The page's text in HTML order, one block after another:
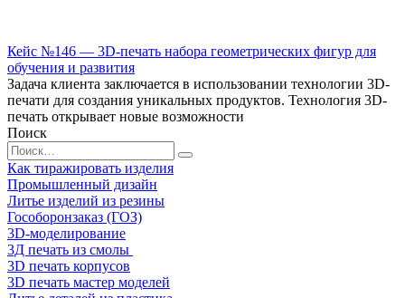
Кейс №146 — 3D-печать набора геометрических фигур для
обучения и развития
Задача клиента заключается в использовании технологии 3D-
печати для создания уникальных продуктов. Технология 3D-
печать открывает новые возможности
Поиск
Search
for:
Как тиражировать изделия
Промышленный дизайн
Литье изделий из резины
Гособоронзаказ (ГОЗ)
3D-моделирование
3Д печать из смолы
3D печать корпусов
3D печать мастер моделей